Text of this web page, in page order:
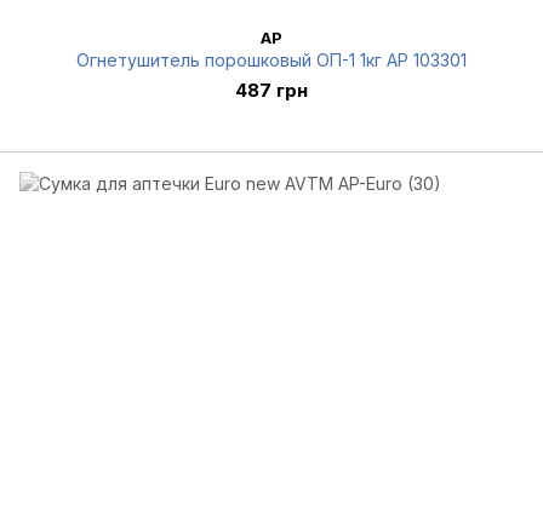
AP
Огнетушитель порошковый ОП-1 1кг AP 103301
487 грн